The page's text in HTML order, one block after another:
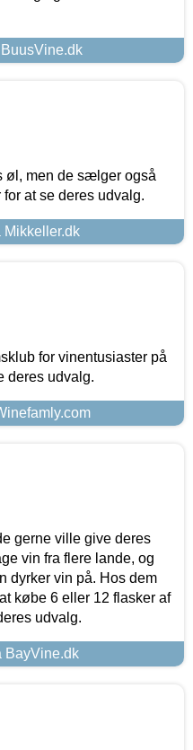
øl, men de sælger også
at se deres udvalg.
Mikkeller.dk
for vinentusiaster på
deres udvalg.
gerne ville give deres
vin fra flere lande, og
dyrker vin på. Hos dem
købe 6 eller 12 flasker af
udvalg.
BayVine.dk